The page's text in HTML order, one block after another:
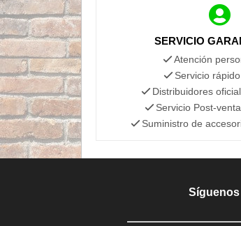
SERVICIO
Atención
Servicio
Distribuidores
Servicio Post-
Suministro de
Síguenos